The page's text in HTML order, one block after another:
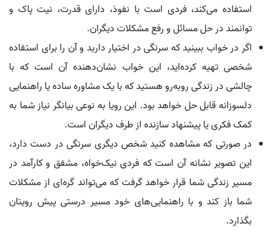
استفاده می‌کند، فردی است با نفوذ، دارای قدرت، نیت پاک و
توانمند در حل مسائل و رفع مشکلات دیگران.
اگر در خواب ببینید که سرنگی در اختیار دارید و آن را برای استفاده
شخصی تهیه کرده‌اید، این خواب نشان‌دهنده آن است که با
چالشی در زندگی روبه‌رو هستید که با یک مشاوره ساده یا راهنمایی
دلسوزانه قابل حل خواهد بود. این رویا به نوعی بیانگر نیاز شما به
کمک فکری یا پیشنهاد سازنده از طرف دیگران است.
در صورتی که مشاهده کنید شخص دیگری سرنگی در دست دارد،
این تصویر نشانه آن است که فردی نیک‌خواه، مشفق و کارآمد در
مسیر زندگی شما قرار خواهد گرفت که می‌تواند گره‌ای از مشکلات
شما باز کند و با راهنمایی‌های خود مسیر درستی پیش رویتان
بگذارد.